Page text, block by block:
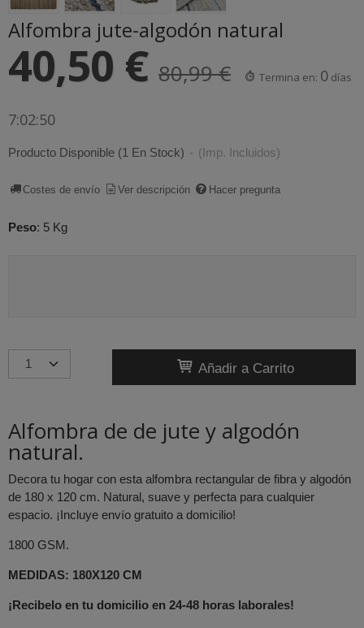
Alfombra jute-algodón natural
40,50 € 80,99 € Termina en: 0 días
7:02:49
Producto Disponible (1 En Stock) - (Imp. Incluidos)
Costes de envío Ver descripción Hacer pregunta
Peso: 5 Kg
Añadir a Carrito
Alfombra de de jute y algodón
natural.
Decora tu hogar con esta alfombra rectangular de fibra y algodón
de 180 x 120 cm. Natural, suave y perfecta para cualquier
espacio. ¡Incluye envío gratuito a domicilio!
1800 GSM.
MEDIDAS: 180X120 CM
¡Recibelo en tu domicilio en 24-48 horas laborales!